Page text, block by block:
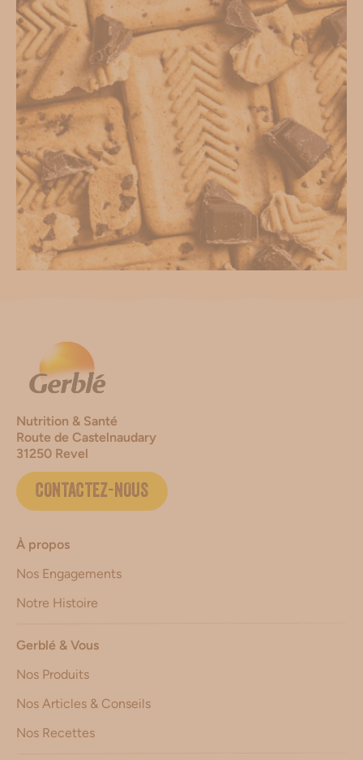
Nutrition & Santé
Route de Castelnaudary
31250 Revel
CONTACTEZ-NOUS
À propos
Nos Engagements
Notre Histoire
Gerblé & Vous
Nos Produits
Nos Articles & Conseils
Nos Recettes